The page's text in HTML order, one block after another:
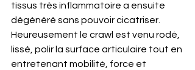
tissus très inflammatoire a ensuite
dégénéré sans pouvoir cicatriser.
Heureusement le crawl est venu rodé,
lissé, polir la surface articulaire tout en
entretenant mobilité, force et